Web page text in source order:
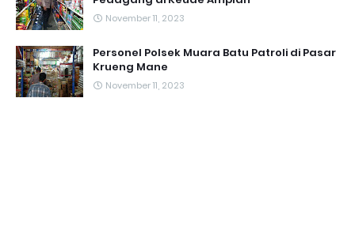
November 11, 2023
Personel Polsek Muara Batu Patroli di Pasar
Krueng Mane
November 11, 2023